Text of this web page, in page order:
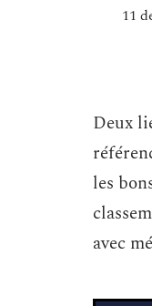
11
Deux
les
avec